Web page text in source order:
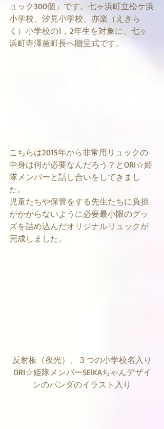
ュック300個」です。七ヶ浜町立松ケ浜
小学校、汐見小学校、亦楽（えきら
く）小学校の1，2年生を対象に、七ヶ
浜町寺澤薫町長へ贈呈式です。
こちらは2015年から非常用リュックの
中身は何が必要なんだろう？とORI☆姫
隊メンバーと話し合いをしてきまし
た。
児童たちや保管をする先生たちに負担
がかからないように必要最小限のグッ
ズを詰め込んだオリジナルリュックが
完成しました。
反射板（夜光）、３つの小学校名入り
ORI☆姫隊メンバーSEIKAちゃんデザイ
ンのパンダのイラスト入り